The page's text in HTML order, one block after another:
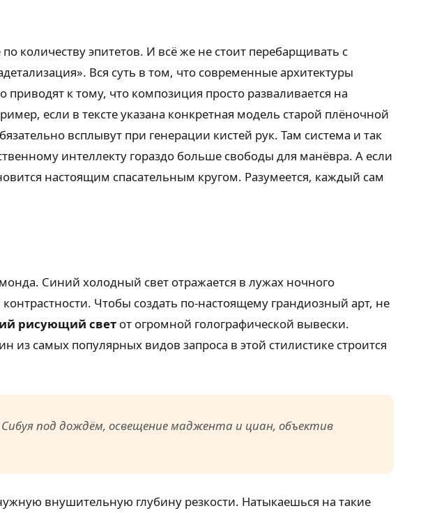
количеству эпитетов. И всё же не стоит перебарщивать с
Вся суть в том, что современные архитектуры
к тому, что композиция просто разваливается на
если в тексте указана конкретная модель старой плёночной
всплывут при генерации кистей рук. Там система и так
интеллекту гораздо больше свободы для манёвра. А если
настоящим спасательным кругом. Разумеется, каждый сам
Синий холодный свет отражается в лужах ночного
Чтобы создать по-настоящему грандиозный арт, не
рисующий свет от огромной голографической вывески.
самых популярных видов запроса в этой стилистике строится
под дождём, освещение маджента и циан, объектив
внушительную глубину резкости. Натыкаешься на такие